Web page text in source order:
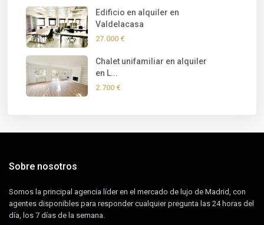
Edificio en alquiler en
Valdelacasa
27.000 €
Chalet unifamiliar en alquiler
en L...
2.700 €
Sobre nosotros
Somos la principal agencia líder en el mercado de lujo de Madrid, con
agentes disponibles para responder cualquier pregunta las 24 horas del
día, los 7 días de la semana.